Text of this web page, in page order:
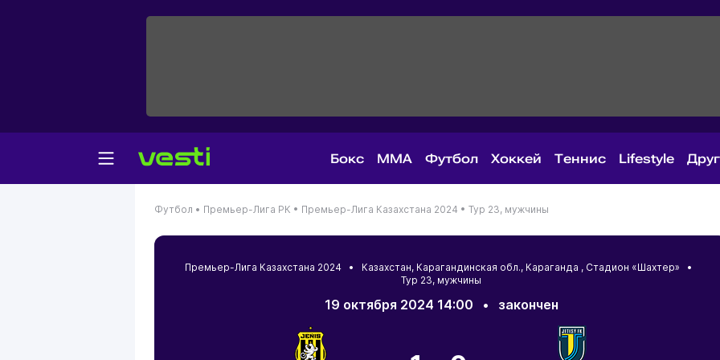
Бокс MMA Футбол Хоккей Теннис Lifestyle
Футбол • Премьер-Лига РК • Премьер-Лига Казахстана 2024 • Тур 23, мужчины
Премьер-Лига Казахстана 2024 • Казахстан, Карагандинская обл., Караганда , Стадион «Шахтер» •
Тур 23, мужчины
19 октября 2024 14:00 • закончен